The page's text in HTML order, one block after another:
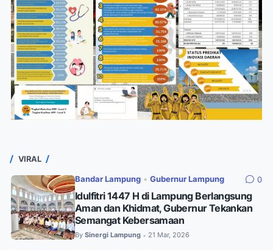
VIRAL
Bandar Lampung • Gubernur Lampung 0
Idulfitri 1447 H di Lampung Berlangsung
Aman dan Khidmat, Gubernur Tekankan
Semangat Kebersamaan
By Sinergi Lampung • 21 Mar, 2026